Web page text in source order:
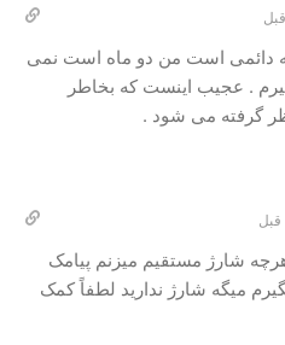
به دائمی است من دو ماه است نمی
. عجیب اینست که بخاطر
گرفته می شود .
شارژ مستقیم میزنم پیامک
میگه شارژ ندارید لطفاً کمک